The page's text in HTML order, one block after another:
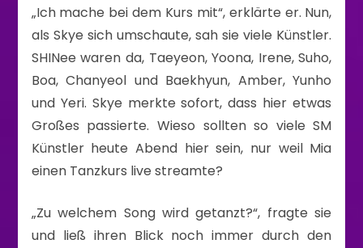
„Ich mache bei dem Kurs mit“, erklärte er. Nun,
als Skye sich umschaute, sah sie viele Künstler.
SHINee waren da, Taeyeon, Yoona, Irene, Suho,
Boa, Chanyeol und Baekhyun, Amber, Yunho
und Yeri. Skye merkte sofort, dass hier etwas
Großes passierte. Wieso sollten so viele SM
Künstler heute Abend hier sein, nur weil Mia
einen Tanzkurs live streamte?
„Zu welchem Song wird getanzt?“, fragte sie
und ließ ihren Blick noch immer durch den